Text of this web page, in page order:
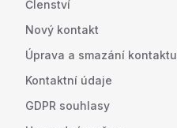
Členství
Nový kontakt
Úprava a smazání kontaktu
Kontaktní údaje
GDPR souhlasy